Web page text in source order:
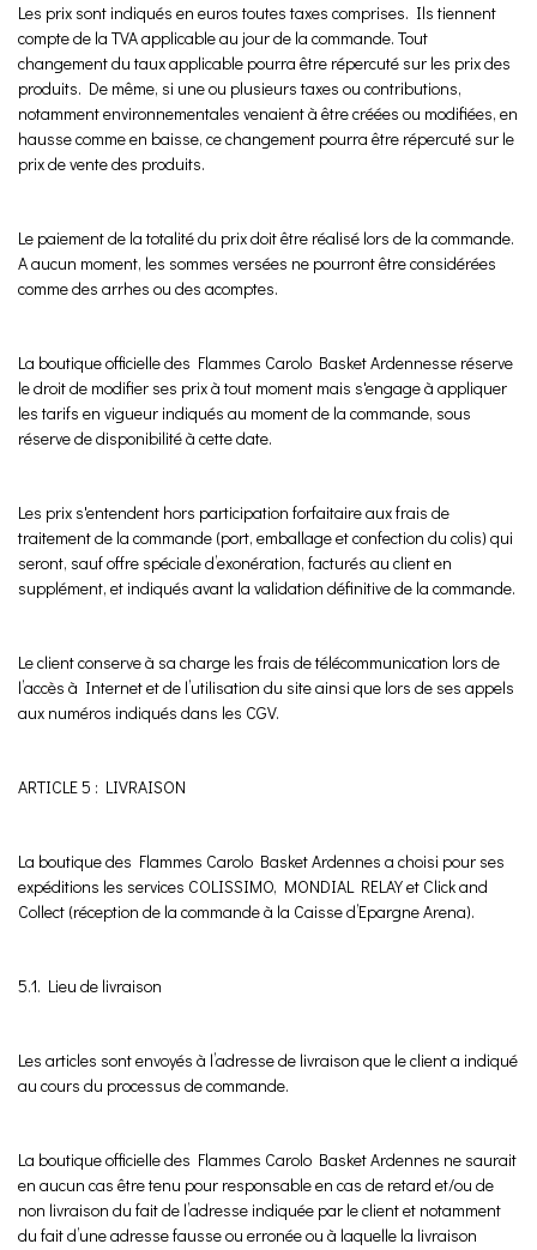
Les prix sont indiqués en euros toutes taxes comprises. Ils tiennent
compte de la TVA applicable au jour de la commande. Tout
changement du taux applicable pourra être répercuté sur les prix des
produits. De même, si une ou plusieurs taxes ou contributions,
notamment environnementales venaient à être créées ou modifiées, en
hausse comme en baisse, ce changement pourra être répercuté sur le
prix de vente des produits.
Le paiement de la totalité du prix doit être réalisé lors de la commande.
A aucun moment, les sommes versées ne pourront être considérées
comme des arrhes ou des acomptes.
La boutique officielle des Flammes Carolo Basket Ardennesse réserve
le droit de modifier ses prix à tout moment mais s'engage à appliquer
les tarifs en vigueur indiqués au moment de la commande, sous
réserve de disponibilité à cette date.
Les prix s'entendent hors participation forfaitaire aux frais de
traitement de la commande (port, emballage et confection du colis) qui
seront, sauf offre spéciale d’exonération, facturés au client en
supplément, et indiqués avant la validation définitive de la commande.
Le client conserve à sa charge les frais de télécommunication lors de
l’accès à Internet et de l’utilisation du site ainsi que lors de ses appels
aux numéros indiqués dans les CGV.
ARTICLE 5 : LIVRAISON
La boutique des Flammes Carolo Basket Ardennes a choisi pour ses
expéditions les services COLISSIMO, MONDIAL RELAY et Click and
Collect (réception de la commande à la Caisse d’Epargne Arena).
5.1. Lieu de livraison
Les articles sont envoyés à l’adresse de livraison que le client a indiqué
au cours du processus de commande.
La boutique officielle des Flammes Carolo Basket Ardennes ne saurait
en aucun cas être tenu pour responsable en cas de retard et/ou de
non livraison du fait de l’adresse indiquée par le client et notamment
du fait d’une adresse fausse ou erronée ou à laquelle la livraison